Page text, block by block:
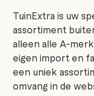
TuinExtra is uw
assortiment
alleen alle A-
eigen import en
een uniek
omvang in de